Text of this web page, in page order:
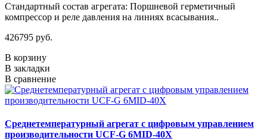
Стандартный состав агрегата: Поршневой герметичный
компрессор и реле давления на линиях всасывания..
426795 руб.
В корзину
В закладки
В сравнение
Среднетемпературный агрегат с цифровым управлением
производительности UCF-G 6MID-40X